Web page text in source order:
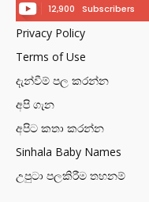
12,900 Subscribers
Privacy Policy
Terms of Use
දැන්වීම් පල කරන්න
අපි ගැන
අපිට කතා කරන්න
Sinhala Baby Names
උපුටා පලකිරීම තහනම්